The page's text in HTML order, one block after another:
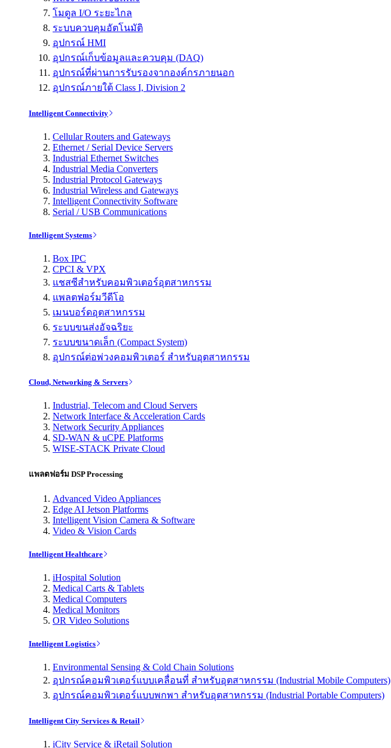
โมดูล I/O ระยะไกล
ระบบควบคุมอัตโนมัติ
อุปกรณ์ HMI
อุปกรณ์เก็บข้อมูลและควบคุม (DAQ)
อุปกรณ์ที่ผ่านการรับรองจากองค์กรภายนอก
อุปกรณ์ภายใต้ Class I, Division 2
Intelligent Connectivity
Cellular Routers and Gateways
Ethernet / Serial Device Servers
Industrial Ethernet Switches
Industrial Media Converters
Industrial Protocol Gateways
Industrial Wireless and Gateways
Intelligent Connectivity Software
Serial / USB Communications
Intelligent Systems
Box IPC
CPCI & VPX
แชสซีสำหรับคอมพิวเตอร์อุตสาหกรรม
แพลตฟอร์มวีดีโอ
เมนบอร์ดอุตสาหกรรม
ระบบขนส่งอัจฉริยะ
ระบบขนาดเล็ก (Compact System)
อุปกรณ์ต่อพ่วงคอมพิวเตอร์ สำหรับอุตสาหกรรม
Cloud, Networking & Servers
Industrial, Telecom and Cloud Servers
Network Interface & Acceleration Cards
Network Security Appliances
SD-WAN & uCPE Platforms
WISE-STACK Private Cloud
แพลตฟอร์ม DSP Processing
Advanced Video Appliances
Edge AI Jetson Platforms
Intelligent Vision Camera & Software
Video & Vision Cards
Intelligent Healthcare
iHospital Solution
Medical Carts & Tablets
Medical Computers
Medical Monitors
OR Video Solutions
Intelligent Logistics
Environmental Sensing & Cold Chain Solutions
อุปกรณ์คอมพิวเตอร์แบบเคลื่อนที่ สำหรับอุตสาหกรรม (Industrial Mobile Computers)
อุปกรณ์คอมพิวเตอร์แบบพกพา สำหรับอุตสาหกรรม (Industrial Portable Computers)
Intelligent City Services & Retail
iCity Service & iRetail Solution